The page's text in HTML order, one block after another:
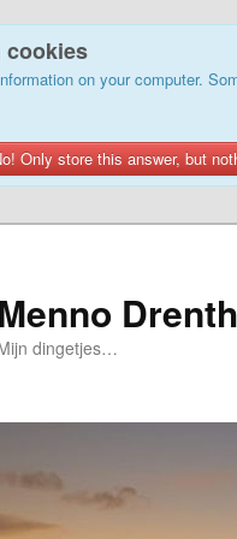
cookies
on your computer.
Only store this answer, but
Menno
dingetjes…